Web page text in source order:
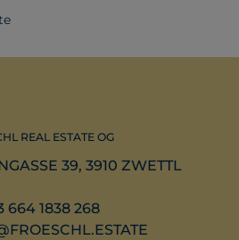
REAL ESTATE OG
39, 3910 ZWETTL
664 1838 268